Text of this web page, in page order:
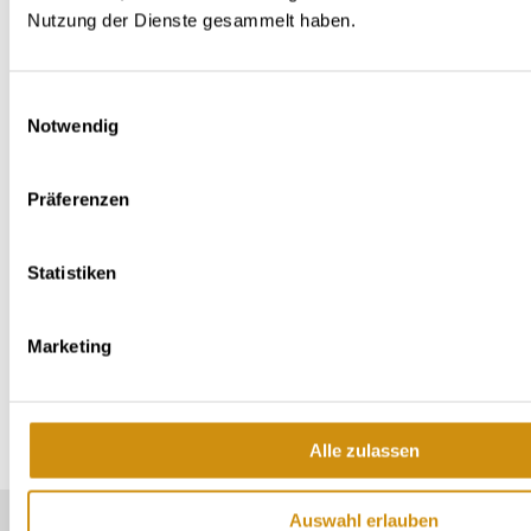
Nutzung der Dienste gesammelt haben.
Notwendig
Präferenzen
Statistiken
Marketing
Alle zulassen
Auswahl erlauben
Share of total area in Rheinhessen: 3 %